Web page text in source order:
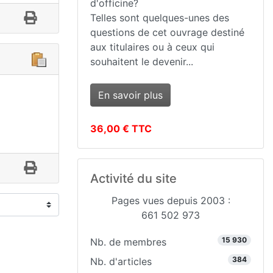
d'officine?
Telles sont quelques-unes des
questions de cet ouvrage destiné
aux titulaires ou à ceux qui
souhaitent le devenir...
En savoir plus
36,00 € TTC
Activité du site
Pages vues depuis 2003 :
661 502 973
Nb. de membres 15 930
Nb. d'articles 384